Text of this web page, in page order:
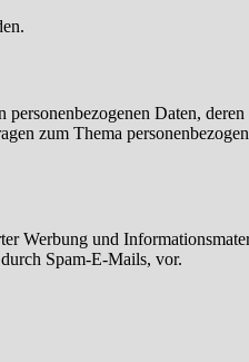
Daten,
zum Thema
Werbung und
Spam-E-Mails, vor.